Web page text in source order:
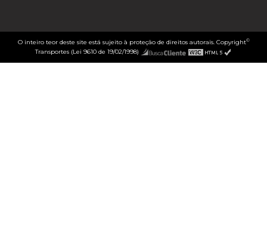
O inteiro teor deste site está sujeito à proteção de direitos autorais. Copyright©
Transportes (Lei 9610 de 19/02/1998)